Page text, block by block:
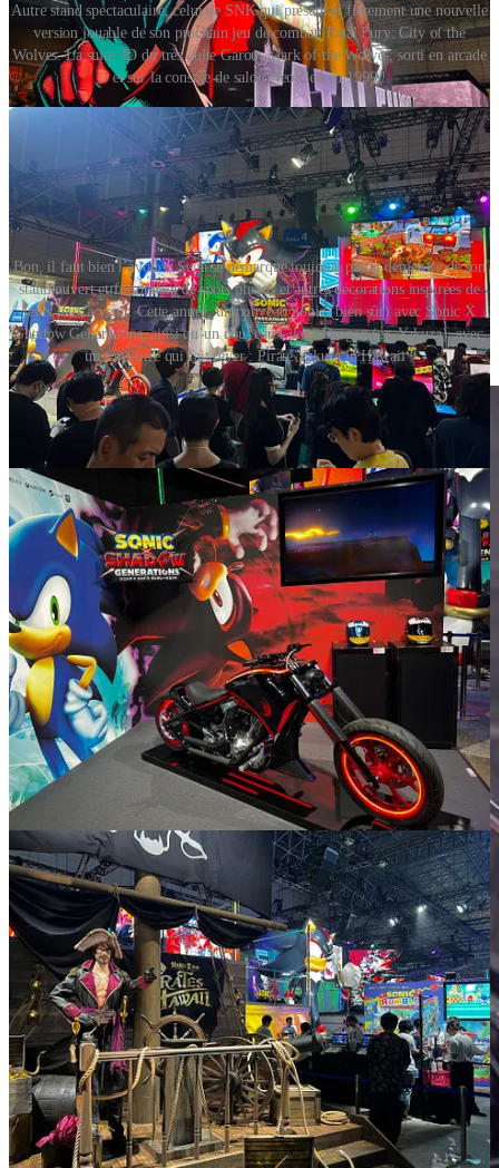
Autre stand spectaculaire, celui de SNK qui présentait fièrement une nouvelle
version jouable de son prochain jeu de combat, Fatal Fury: City of the
Wolves. La suite 3D du très culte Garou: Mark of the Wolves, sorti en arcade
et sur la console de salon Neo Geo en 1999 !
Bon, il faut bien l’avouer, Sega se démarque toujours par la démesure de son
stand ouvert et foisonnant de spots photos et autres décorations inspirées de
leurs jeux à venir. Cette année, un nouveau Sonic (bien sûr) avec Sonic X
Shadow Generations, ainsi qu’un nouveau Like a Dragon (ex-Yakuza), avec
un sous-titre qui fait rêver : Pirate Yakuza in Hawaii !